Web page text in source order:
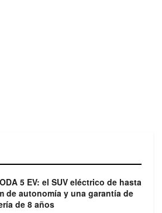
5 EV: el SUV eléctrico de hasta
de autonomía y una garantía de
de 8 años